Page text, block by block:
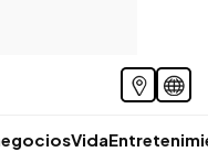
Vida